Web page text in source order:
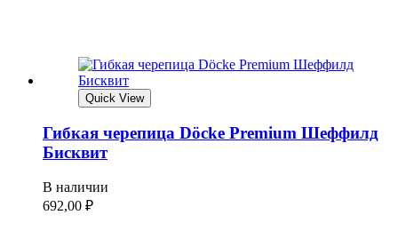
Quick View
Гибкая черепица Döcke Premium Шеффилд
Бисквит
В наличии
692,00 ₽